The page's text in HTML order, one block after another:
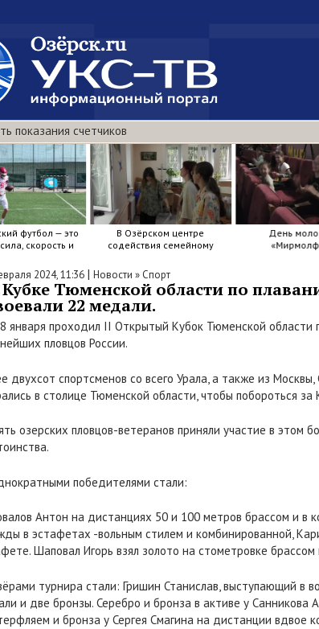
показания счетчиков
футбол — это
скорость и
В Озёрском центре
содействия семейному
День
2024, 11:36 | Новости » Спорт
Тюменской области по
22 медали.
января проходил II Открытый Кубок Тюменской
пловцов России.
двухсот спортсменов со всего Урала, а также из
в столице Тюменской области, чтобы побороться за
озерских пловцов-ветеранов приняли участие в этом
победителями стали:
Антон на дистанциях 50 и 100 метров брассом и в
в эстафетах -вольным стилем и комбинированной,
Шаповал Игорь взял золото на стометровке
турнира стали: Гришин Станислав, выступающий в
и две бронзы. Серебро и бронза в активе у
и бронза у Сергея Смагина на дистанции вдвое